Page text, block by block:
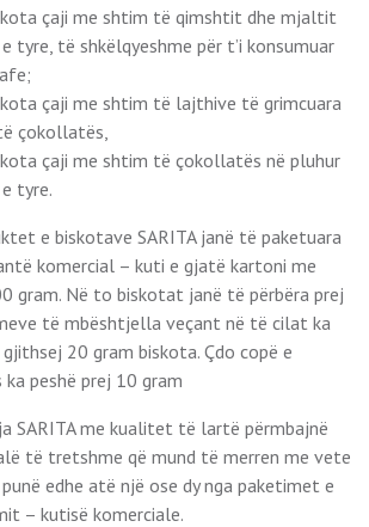
çaji me shtim të qimshtit dhe mjaltit
tyre, të shkëlqyeshme për t’i konsumuar
çaji me shtim të lajthive të grimcuara
çokollatës,
çaji me shtim të çokollatës në pluhur
tyre.
e biskotave SARITA janë të paketuara
komercial – kuti e gjatë kartoni me
gram. Në to biskotat janë të përbëra prej
të mbështjella veçant në të cilat ka
20 gram biskota. Çdo copë e
peshë prej 10 gram
SARITA me kualitet të lartë përmbajnë
të tretshme që mund të merren me vete
edhe atë një ose dy nga paketimet e
– kutisë komerciale.